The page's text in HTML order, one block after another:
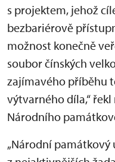
s projektem, jehož
bezbariérově
možnost konečně
soubor čínských
zajímavého příběhu
výtvarného díla,“
Národního
„Národní památkový